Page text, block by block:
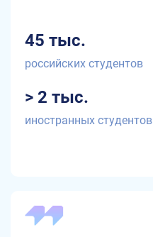
45 тыс.
российских студентов
> 2 тыс.
иностранных студентов